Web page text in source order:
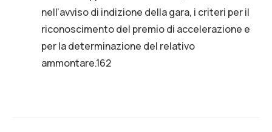
nell’avviso di indizione della gara, i criteri per il
riconoscimento del premio di accelerazione e
per la determinazione del relativo
ammontare.162